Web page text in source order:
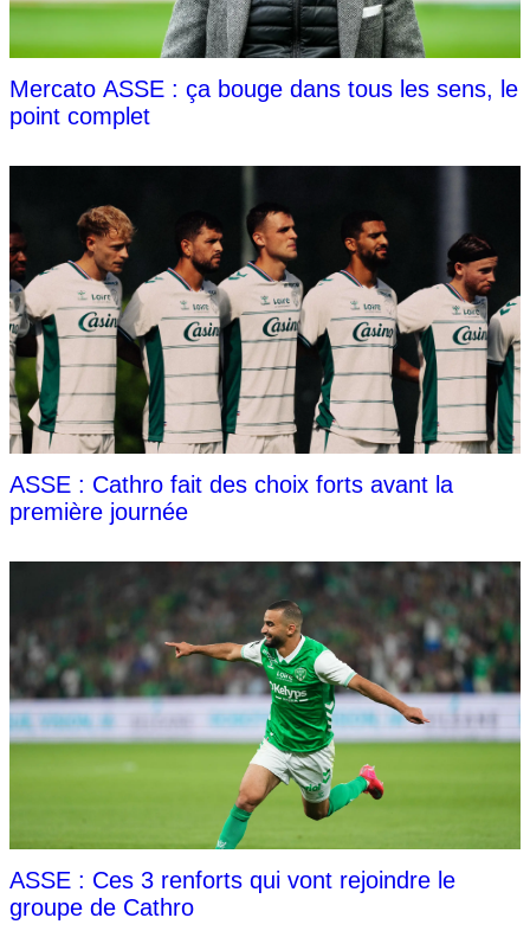
Mercato ASSE : ça bouge dans tous les sens, le
point complet
ASSE : Cathro fait des choix forts avant la
première journée
ASSE : Ces 3 renforts qui vont rejoindre le
groupe de Cathro